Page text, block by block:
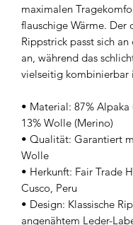
maximalen
flauschige Wärme. Der
Rippstrick passt sich
an, während das
vielseitig kombinierbar
• Material: 87% Alpaka
13% Wolle (Merino)
• Qualität: Garantiert
Wolle
• Herkunft: Fair Trade
Cusco, Peru
• Design: Klassische
angenähtem Leder-